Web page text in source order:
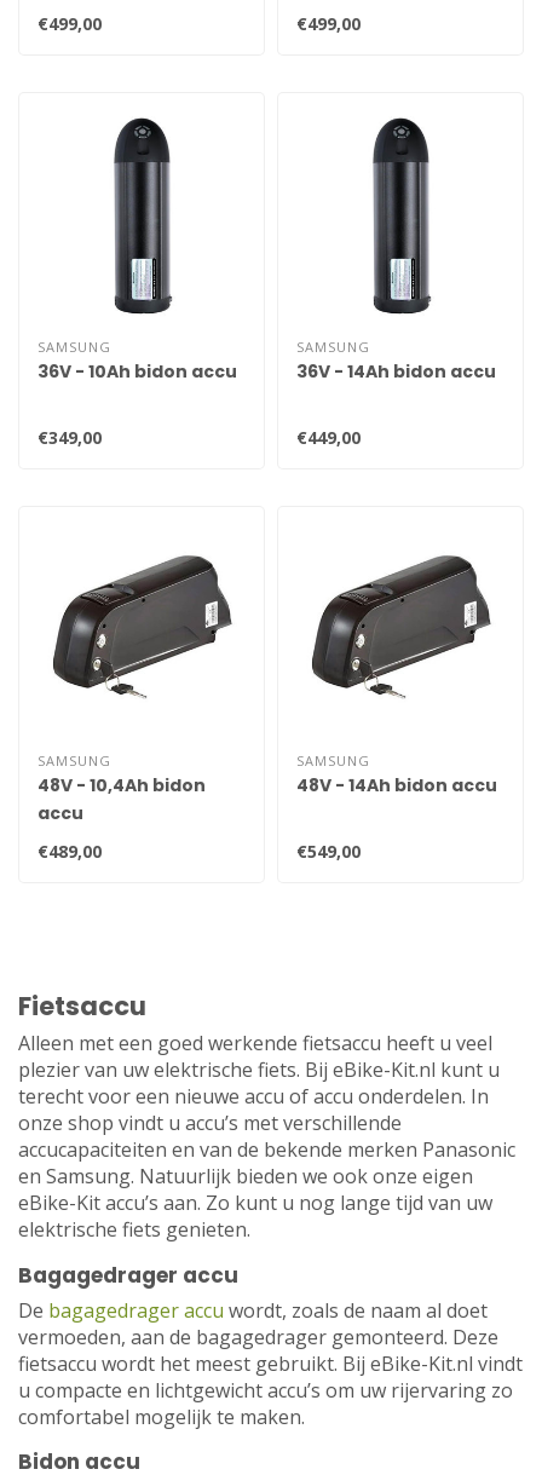
achterlicht
€499,00 €499,00
SAMSUNG
36V - 10Ah bidon accu
€349,00
SAMSUNG
36V - 14Ah bidon accu
€449,00
SAMSUNG
48V - 10,4Ah bidon
accu
€489,00
SAMSUNG
48V - 14Ah bidon accu
€549,00
Fietsaccu
Alleen met een goed werkende fietsaccu heeft u veel
plezier van uw elektrische fiets. Bij eBike-Kit.nl kunt u
terecht voor een nieuwe accu of accu onderdelen. In
onze shop vindt u accu’s met verschillende
accucapaciteiten en van de bekende merken Panasonic
en Samsung. Natuurlijk bieden we ook onze eigen
eBike-Kit accu’s aan. Zo kunt u nog lange tijd van uw
elektrische fiets genieten.
Bagagedrager accu
De bagagedrager accu wordt, zoals de naam al doet
vermoeden, aan de bagagedrager gemonteerd. Deze
fietsaccu wordt het meest gebruikt. Bij eBike-Kit.nl vindt
u compacte en lichtgewicht accu’s om uw rijervaring zo
comfortabel mogelijk te maken.
Bidon accu